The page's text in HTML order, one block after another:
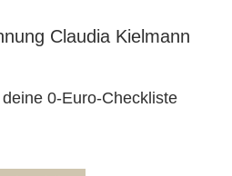
0-Euro-Checkliste